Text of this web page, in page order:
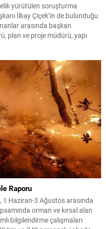
yürütülen soruşturma
İlkay Çiçek’in de bulunduğu
arasında başkan
plan ve proje müdürü, yapı
yapı kullanım izni...
Raporu
1 Haziran-3 Ağustos arasında
orman ve kırsal alan
bilgilendirme çalışmaları